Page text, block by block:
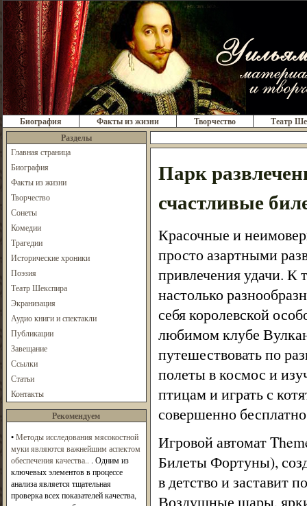
Биография Факты из жизни Творчество
Театр
Разделы
Главная страница
Биография
Факты из жизни
Творчество
Сонеты
Комедии
Трагедии
Исторические хроники
Поэзия
Театр Шекспира
Экранизация
Аудио книги и спектакли
Публикации
Завещание
Ссылки
Статьи
Контакты
Рекомендуем
•Методы исследования мясокостной
муки являются важнейшим аспектом
обеспечения качества.. . Одним из
ключевых элементов в процессе
анализа является тщательная
проверка всех показателей качества,
Парк
счастливые
Красочные и
просто азартными
привлечения удачи.
настолько
себя королевской
любимом клубе
путешествовать по
полеты в космос и
птицам и играть с
совершенно
Игровой автомат
Билеты Фортуны),
в детство и заставит
Воздушные шары,